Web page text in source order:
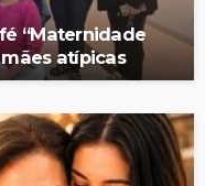
“Maternidade
atípicas